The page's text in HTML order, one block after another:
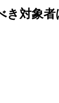
き対象者